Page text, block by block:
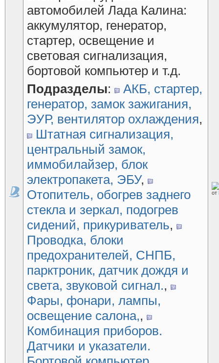
автомобилей Лада Калина:
аккумулятор, генератор,
стартер, освещение и
световая сигнализация,
бортовой компьютер и т.д.
Подразделы:
АКБ, стартер,
генератор, замок зажигания,
ЭУР, вентилятор охлаждения,
Штатная сигнализация,
центральный замок,
иммобилайзер, блок
электропакета, ЭБУ,
Отопитель, обогрев заднего
стекла и зеркал, подогрев
сидений, прикуриватель,
Проводка, блоки
предохранителей, СНПБ,
парктроник, датчик дождя и
света, звуковой сигнал.,
Фары, фонари, лампы,
освещение салона,,
Комбинация приборов.
Датчики и указатели.
от